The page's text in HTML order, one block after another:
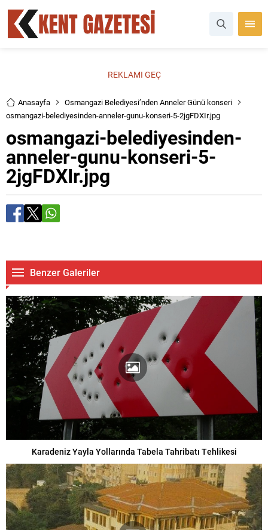
REKLAMI GEÇ
Anasayfa
Osmangazi Belediyesi’nden Anneler Günü konseri
osmangazi-belediyesinden-anneler-gunu-konseri-5-2jgFDXIr.jpg
osmangazi-belediyesinden-
anneler-gunu-konseri-5-
2jgFDXIr.jpg
Benzer Galeriler
Karadeniz Yayla Yollarında Tabela Tahribatı Tehlikesi